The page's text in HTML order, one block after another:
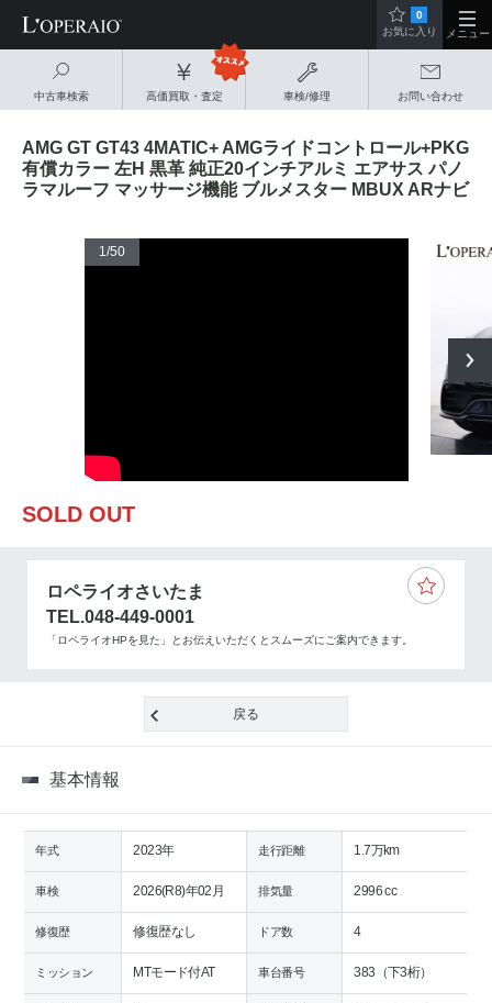
中古車検索 高価買取・査定 車検/修理 お問い合わせ
0
お気に入り
メニュー
AMG GT GT43 4MATIC+ AMGライドコントロール+PKG
有償カラー 左H 黒革 純正20インチアルミ エアサス パノ
ラマルーフ マッサージ機能 ブルメスター MBUX ARナビ
1/50
SOLD OUT
ロペライオさいたま
TEL.048-449-0001
「ロペライオHPを見た」とお伝えいただくとスムーズにご案内できます。
戻る
基本情報
年式 2023年 走行距離 1.7万km
車検 2026(R8)年02月 排気量 2996 cc
修復歴 修復歴なし ドア数 4
ミッション MTモード付AT 車台番号 383（下3桁）